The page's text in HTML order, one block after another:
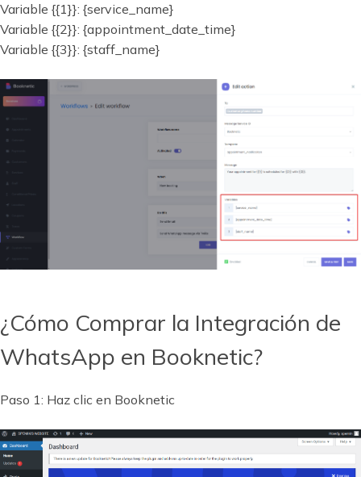
Variable {{1}}: {service_name}
Variable {{2}}: {appointment_date_time}
Variable {{3}}: {staff_name}
¿Cómo Comprar la Integración de
WhatsApp en Booknetic?
Paso 1: Haz clic en Booknetic